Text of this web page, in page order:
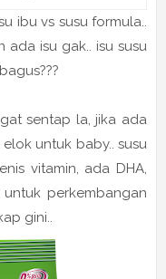
ibu vs susu formula..
ada isu gak.. isu susu
sentap la, jika ada
untuk baby.. susu
vitamin, ada DHA,
perkembangan
gini..